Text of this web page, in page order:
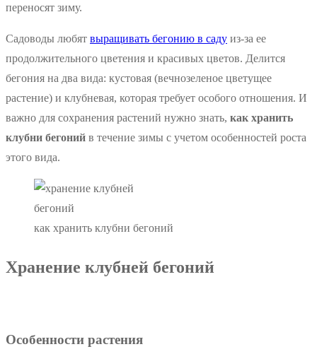
переносят зиму.
Садоводы любят выращивать бегонию в саду из-за ее
продолжительного цветения и красивых цветов. Делится
бегония на два вида: кустовая (вечнозеленое цветущее
растение) и клубневая, которая требует особого отношения. И
важно для сохранения растений нужно знать, как хранить
клубни бегоний в течение зимы с учетом особенностей роста
этого вида.
как хранить клубни бегоний
Хранение клубней бегоний
Особенности растения